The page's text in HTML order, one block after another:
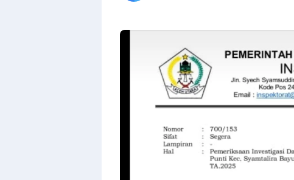
By
Templates